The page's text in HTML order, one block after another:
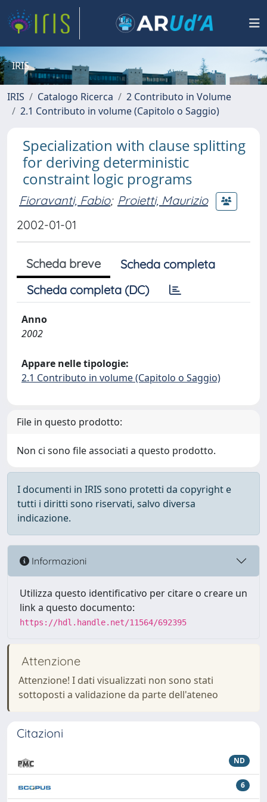
IRIS
IRIS Catalogo Ricerca
2 Contributo in Volume
2.1 Contributo in volume (Capitolo o Saggio)
Specialization with clause splitting
for deriving deterministic
constraint logic programs
Fioravanti, Fabio; Proietti, Maurizio
2002-01-01
Scheda breve
Scheda completa
Scheda completa (DC)
Anno
2002
Appare nelle tipologie:
2.1 Contributo in volume (Capitolo o Saggio)
File in questo prodotto:
Non ci sono file associati a questo prodotto.
I documenti in IRIS sono protetti da copyright e
tutti i diritti sono riservati, salvo diversa
indicazione.
Informazioni
Utilizza questo identificativo per citare o creare un
link a questo documento:
https://hdl.handle.net/11564/692395
Attenzione
Attenzione! I dati visualizzati non sono stati
sottoposti a validazione da parte dell'ateneo
Citazioni
ND
6